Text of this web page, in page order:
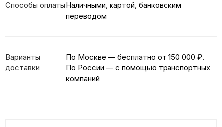
Способы оплатыНаличными, картой, банковским
переводом
Варианты
доставки
По Москве — бесплатно от 150 000 ₽.
По России — с помощью транспортных
компаний